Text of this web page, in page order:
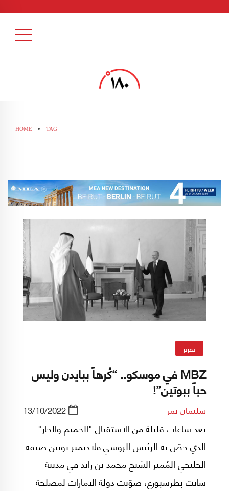
HOME TAG
تقرير
MBZ في موسكو.. “كُرهاً ببايدن وليس
حباً ببوتين”!
سليمان نمر 13/10/2022
بعد ساعات قليلة من الاستقبال "الحميم والحار"
الذي خصّ به الرئيس الروسي فلاديمير بوتين ضيفه
الخليجي المُميز الشيخ محمد بن زايد في مدينة
سانت بطرسبورغ، صوّتت دولة الامارات لمصلحة